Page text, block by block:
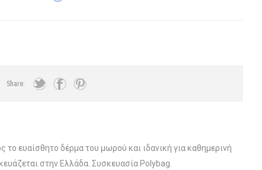
Share:
ευαίσθητο δέρμα του μωρού και ιδανική για καθημερινή
στην Ελλάδα. Συσκευασία Polybag.